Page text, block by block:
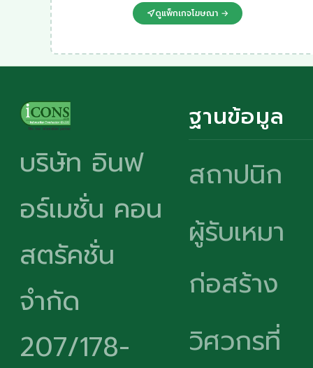
ดูแพ็กเกจโฆษณา →
บริษัท อินฟ
อร์เมชั่น คอน
สตรัคชั่น
จำกัด
207/178-
ฐานข้อมูล
สถาปนิก
ผู้รับเหมา
ก่อสร้าง
วิศวกรที่